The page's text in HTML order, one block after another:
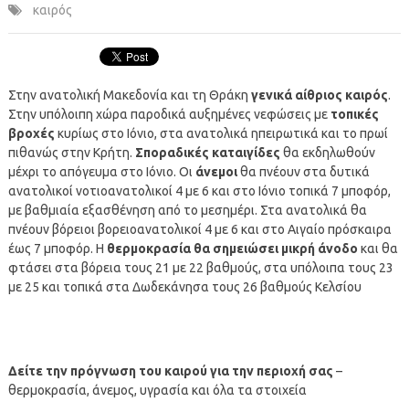
καιρός
Στην ανατολική Μακεδονία και τη Θράκη γενικά αίθριος καιρός.
Στην υπόλοιπη χώρα παροδικά αυξημένες νεφώσεις με τοπικές
βροχές κυρίως στο Ιόνιο, στα ανατολικά ηπειρωτικά και το πρωί
πιθανώς στην Κρήτη. Σποραδικές καταιγίδες θα εκδηλωθούν
μέχρι το απόγευμα στο Ιόνιο. Οι άνεμοιθα πνέουν στα δυτικά
ανατολικοί νοτιοανατολικοί 4 με 6 και στο Ιόνιο τοπικά 7 μποφόρ,
με βαθμιαία εξασθένηση από το μεσημέρι. Στα ανατολικά θα
πνέουν βόρειοι βορειοανατολικοί 4 με 6 και στο Αιγαίο πρόσκαιρα
έως 7 μποφόρ. Η θερμοκρασία θα σημειώσει μικρή άνοδο και θα
φτάσει στα βόρεια τους 21 με 22 βαθμούς, στα υπόλοιπα τους 23
με 25 και τοπικά στα Δωδεκάνησα τους 26 βαθμούς Κελσίου
Δείτε την πρόγνωση του καιρού για την περιοχή σας –
θερμοκρασία, άνεμος, υγρασία και όλα τα στοιχεία